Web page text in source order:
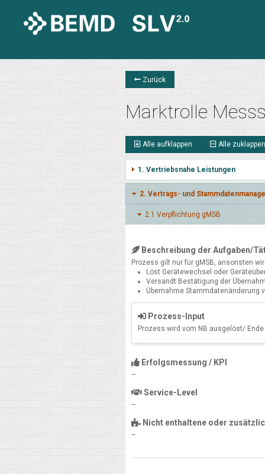
Zurück
Marktrolle
Alle aufklappen Alle zuklappen
1. Vertriebsnahe Leistungen
2. Vertrags- und
2.1 Verpflich­tung gMSB
Beschreibung der Aufgaben/
Prozess gilt nur für gMSB, ansonsten
Löst Gerätewechsel oder
Versandt Bestätigung der
Übernahme Stammdatenänderung
Prozess-Input
Prozess wird vom NB ausgelöst/
Erfolgsmessung / KPI
–
Service-Level
–
Nicht enthaltene oder
–